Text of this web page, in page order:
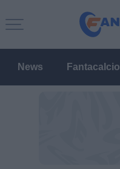
News Fantacalcio